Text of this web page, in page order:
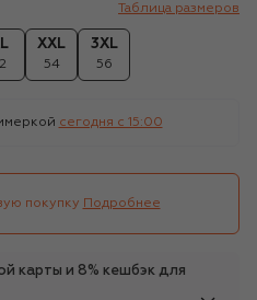
Таблица размеров
XXL
54
3XL
56
сегодня c 15:00
покупку Подробнее
карты и 8% кешбэк для